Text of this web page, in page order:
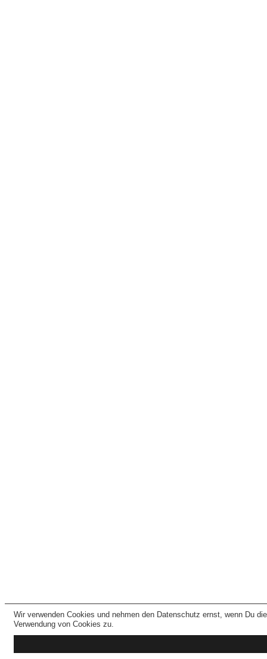
Wir verwenden Cookies und nehmen den Datenschutz ernst, wenn Du
Verwendung von Cookies zu.